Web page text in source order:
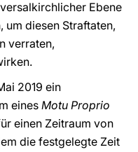
Ebene
um diesen Straftaten,
verraten,
2019 ein
einesMotu Proprio
einen Zeitraum von
die festgelegte Zeit